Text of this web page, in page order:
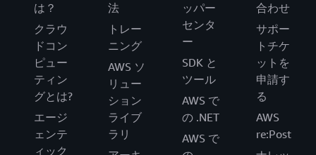
は？
クラウ
ドコン
ピュー
ティン
グとは?
エージ
ェンテ
ィック
法
トレー
ニング
AWS ソ
リュー
ション
ライブ
ラリ
ッパー
センタ
ー
SDK と
ツール
AWS で
の .NET
AWS で
合わせ
サポー
トチケ
ットを
申請す
る
AWS
re:Post